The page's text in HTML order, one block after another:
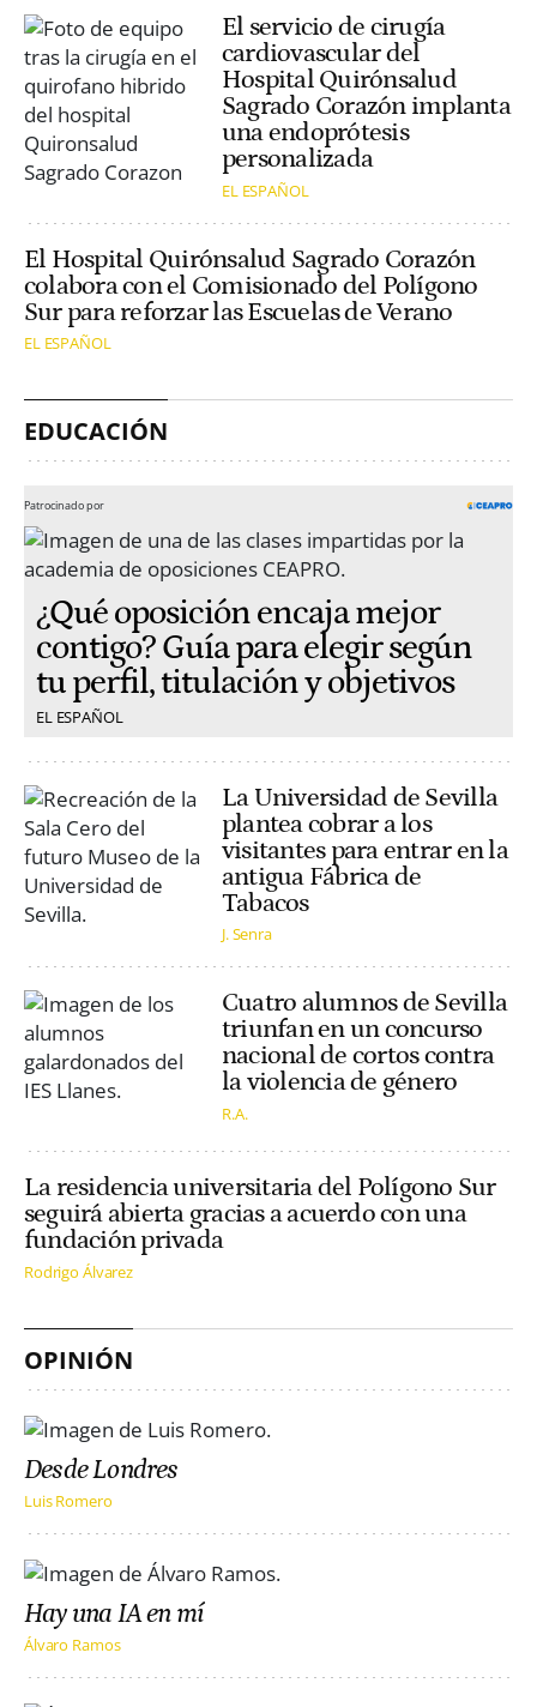
El servicio de cirugía
cardiovascular del
Hospital Quirónsalud
Sagrado Corazón implanta
una endoprótesis
personalizada
EL ESPAÑOL
El Hospital Quirónsalud Sagrado Corazón
colabora con el Comisionado del Polígono
Sur para reforzar las Escuelas de Verano
EL ESPAÑOL
EDUCACIÓN
Patrocinado por
¿Qué oposición encaja mejor
contigo? Guía para elegir según
tu perfil, titulación y objetivos
EL ESPAÑOL
La Universidad de Sevilla
plantea cobrar a los
visitantes para entrar en la
antigua Fábrica de
Tabacos
J. Senra
Cuatro alumnos de Sevilla
triunfan en un concurso
nacional de cortos contra
la violencia de género
R.A.
La residencia universitaria del Polígono Sur
seguirá abierta gracias a acuerdo con una
fundación privada
Rodrigo Álvarez
OPINIÓN
Desde Londres
Luis Romero
Hay una IA en mí
Álvaro Ramos